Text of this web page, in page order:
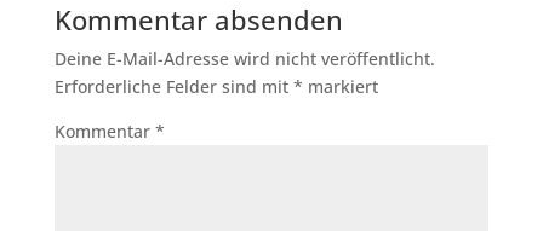
Kommentar absenden
Deine E-Mail-Adresse wird nicht veröffentlicht.
Erforderliche Felder sind mit * markiert
Kommentar *